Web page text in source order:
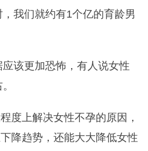
我们就约有1个亿的育龄男
该更加恐怖，有人说女性
度上解决女性不孕的原因，
降趋势，还能大大降低女性